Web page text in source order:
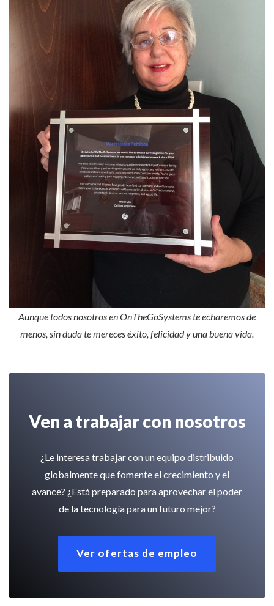
Aunque todos nosotros en OnTheGoSystems te echaremos de
menos, sin duda te mereces éxito, felicidad y una buena vida.
Ven a trabajar con nosotros
¿Le interesa trabajar con un equipo distribuido
globalmente que fomente el crecimiento y el
avance? ¿Está preparado para aprovechar el poder
de la tecnología para un futuro mejor?
Ver ofertas de empleo